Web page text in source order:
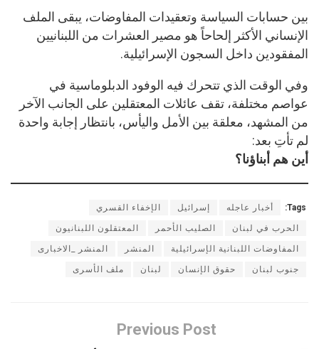
بين حسابات السياسة وتعقيدات المفاوضات، يبقى الملف
الإنساني الأكثر إلحاحاً هو مصير العشرات من اللبنانيين
المفقودين داخل السجون الإسرائيلية.
وفي الوقت الذي تتحرك فيه الوفود الدبلوماسية في
عواصم مختلفة، تقف عائلات المعتقلين على الجانب الآخر
من المشهد، معلقة بين الأمل واليأس، بانتظار إجابة واحدة
لم تأتِ بعد:
أين هم أبناؤنا؟
Tags: أخبار عاجله إسرائيل الإخفاء القسري
الحرب في لبنان الصليب الأحمر المعتقلون اللبنانيون
المفاوضات اللبنانية الإسرائيلية المنشر المنشر _الاخبارى
جنوب لبنان حقوق الإنسان لبنان ملف الأسرى
Previous Post